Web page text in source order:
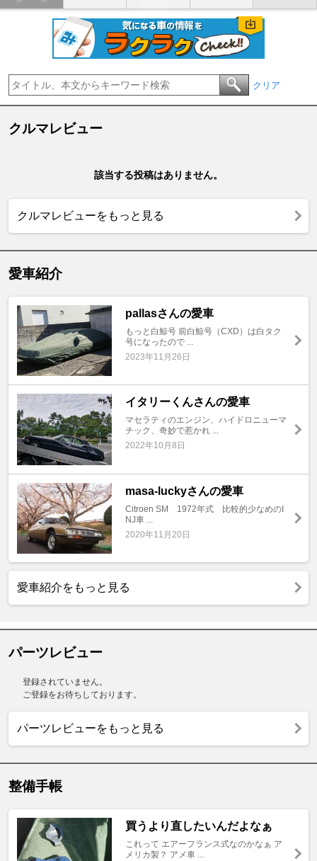
クリア
クルマレビュー
該当する投稿はありません。
クルマレビューをもっと見る
愛車紹介
pallasさんの愛車
もっと白鯨号 前白鯨号（CXD）は白タク
号になったので ...
2023年11月26日
イタリーくんさんの愛車
マセラティのエンジン、ハイドロニューマ
チック、奇妙で惹かれ ...
2022年10月8日
masa-luckyさんの愛車
Citroen SM 1972年式 比較的少なめのI
NJ車 ...
2020年11月20日
愛車紹介をもっと見る
パーツレビュー
登録されていません。
ご登録をお待ちしております。
パーツレビューをもっと見る
整備手帳
買うより直したいんだよなぁ
これって エアーフランス式なのかなぁ ア
メリカ製？ アメ車 ...